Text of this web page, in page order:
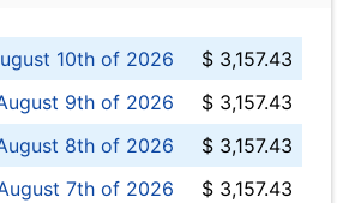
10th of 2026
$ 3,157.43
9th of 2026
$ 3,157.43
8th of 2026
$ 3,157.43
7th of 2026
$ 3,157.43